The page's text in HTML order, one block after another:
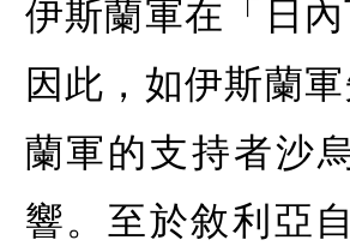
伊斯蘭軍在「日
因此，如伊斯蘭
蘭軍的支持者沙
響。至於敘利亞